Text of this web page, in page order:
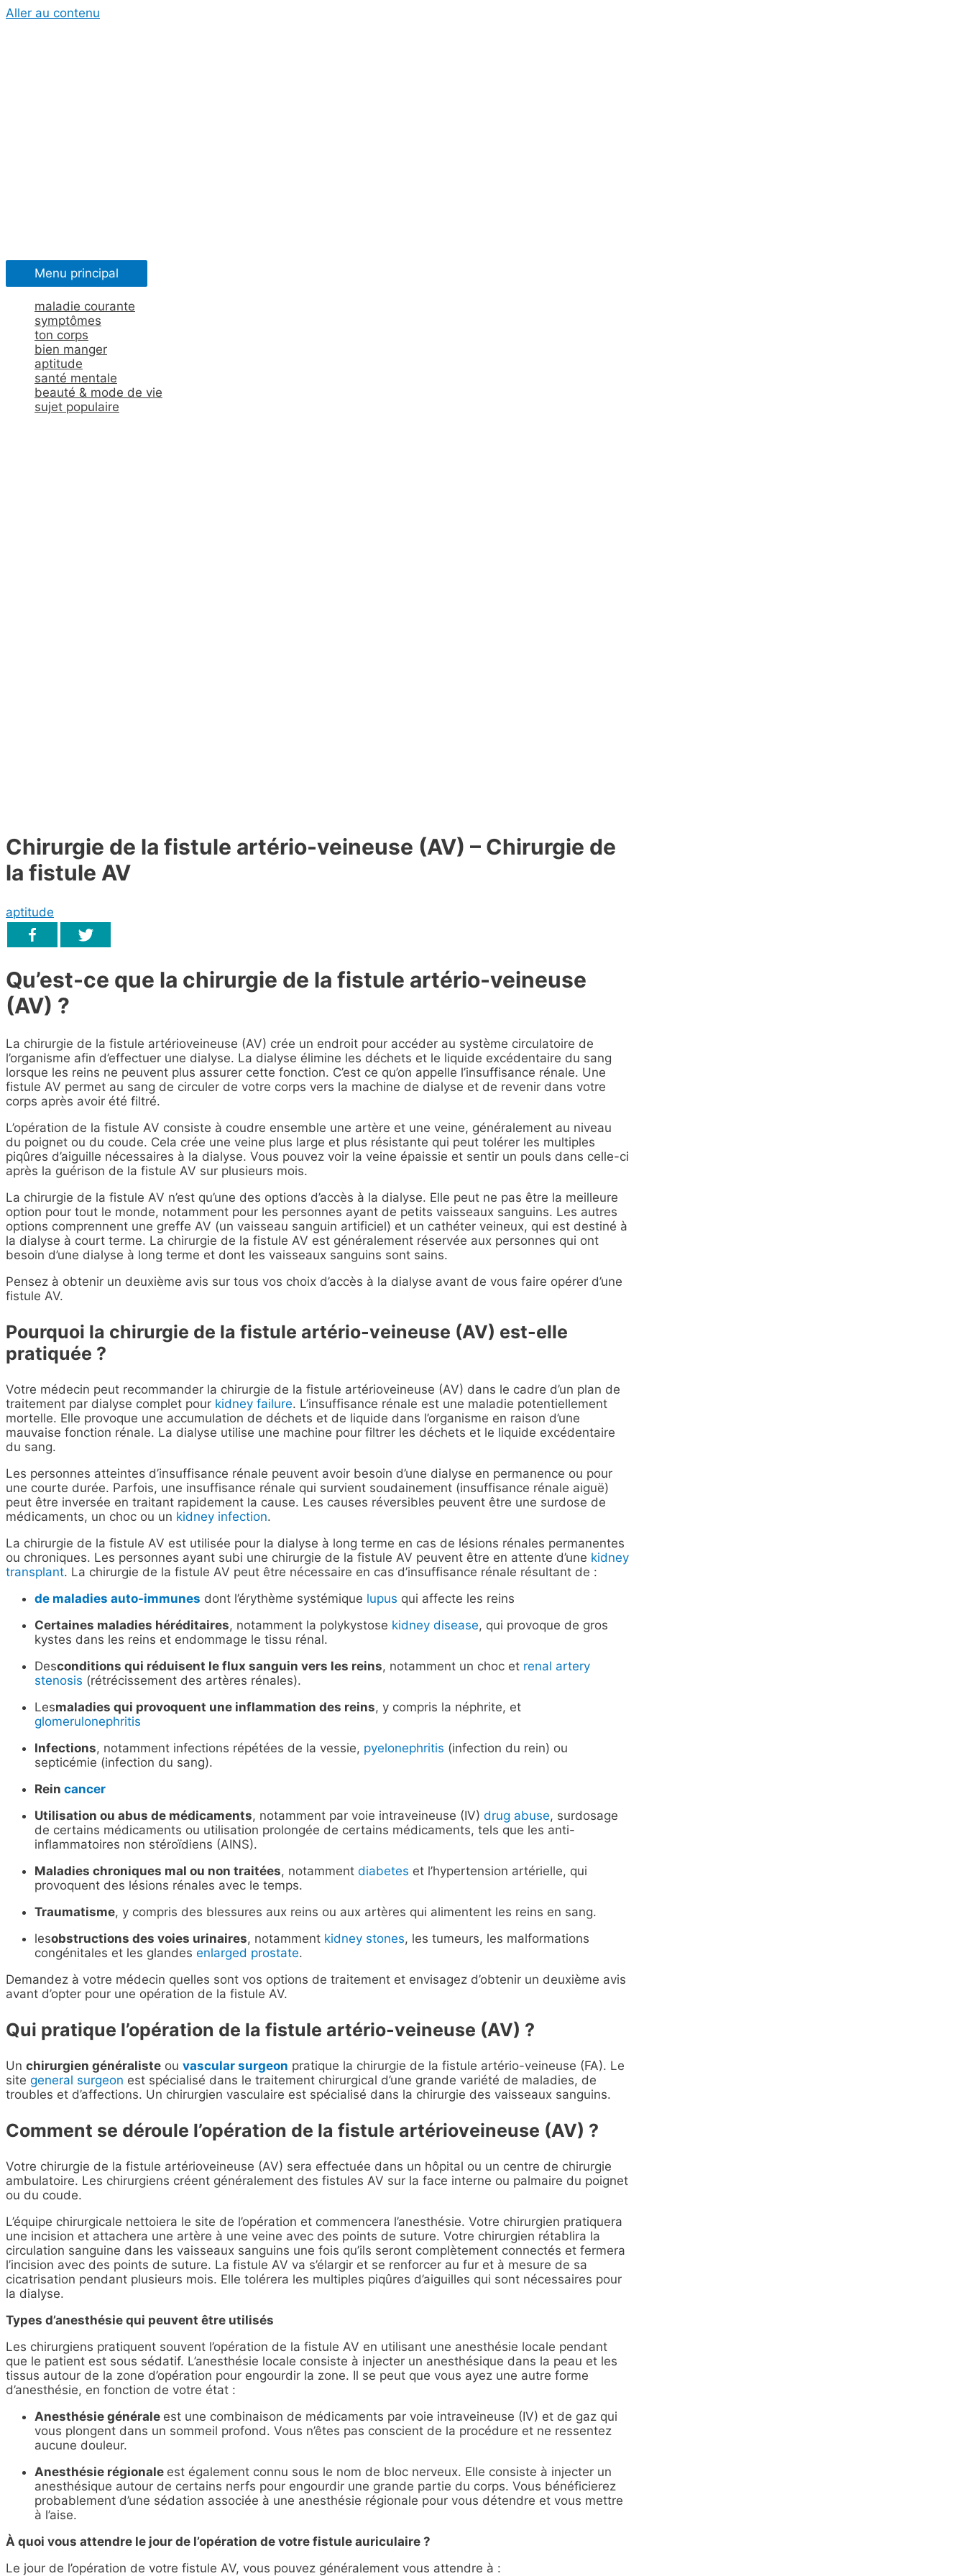
Aller au contenu
Menu principal
maladie courante
symptômes
ton corps
bien manger
aptitude
santé mentale
beauté & mode de vie
sujet populaire
Chirurgie de la fistule artério-veineuse (AV) – Chirurgie de
la fistule AV
aptitude
Qu’est-ce que la chirurgie de la fistule artério-veineuse
(AV) ?
La chirurgie de la fistule artérioveineuse (AV) crée un endroit pour accéder au système circulatoire de
l’organisme afin d’effectuer une dialyse. La dialyse élimine les déchets et le liquide excédentaire du sang
lorsque les reins ne peuvent plus assurer cette fonction. C’est ce qu’on appelle l’insuffisance rénale. Une
fistule AV permet au sang de circuler de votre corps vers la machine de dialyse et de revenir dans votre
corps après avoir été filtré.
L’opération de la fistule AV consiste à coudre ensemble une artère et une veine, généralement au niveau
du poignet ou du coude. Cela crée une veine plus large et plus résistante qui peut tolérer les multiples
piqûres d’aiguille nécessaires à la dialyse. Vous pouvez voir la veine épaissie et sentir un pouls dans celle-ci
après la guérison de la fistule AV sur plusieurs mois.
La chirurgie de la fistule AV n’est qu’une des options d’accès à la dialyse. Elle peut ne pas être la meilleure
option pour tout le monde, notamment pour les personnes ayant de petits vaisseaux sanguins. Les autres
options comprennent une greffe AV (un vaisseau sanguin artificiel) et un cathéter veineux, qui est destiné à
la dialyse à court terme. La chirurgie de la fistule AV est généralement réservée aux personnes qui ont
besoin d’une dialyse à long terme et dont les vaisseaux sanguins sont sains.
Pensez à obtenir un deuxième avis sur tous vos choix d’accès à la dialyse avant de vous faire opérer d’une
fistule AV.
Pourquoi la chirurgie de la fistule artério-veineuse (AV) est-elle
pratiquée ?
Votre médecin peut recommander la chirurgie de la fistule artérioveineuse (AV) dans le cadre d’un plan de
traitement par dialyse complet pour kidney failure. L’insuffisance rénale est une maladie potentiellement
mortelle. Elle provoque une accumulation de déchets et de liquide dans l’organisme en raison d’une
mauvaise fonction rénale. La dialyse utilise une machine pour filtrer les déchets et le liquide excédentaire
du sang.
Les personnes atteintes d’insuffisance rénale peuvent avoir besoin d’une dialyse en permanence ou pour
une courte durée. Parfois, une insuffisance rénale qui survient soudainement (insuffisance rénale aiguë)
peut être inversée en traitant rapidement la cause. Les causes réversibles peuvent être une surdose de
médicaments, un choc ou un kidney infection.
La chirurgie de la fistule AV est utilisée pour la dialyse à long terme en cas de lésions rénales permanentes
ou chroniques. Les personnes ayant subi une chirurgie de la fistule AV peuvent être en attente d’une kidney
transplant. La chirurgie de la fistule AV peut être nécessaire en cas d’insuffisance rénale résultant de :
de maladies auto-immunes dont l’érythème systémique lupus qui affecte les reins
Certaines maladies héréditaires, notamment la polykystose kidney disease, qui provoque de gros
kystes dans les reins et endommage le tissu rénal.
Desconditions qui réduisent le flux sanguin vers les reins, notamment un choc et renal artery
stenosis (rétrécissement des artères rénales).
Lesmaladies qui provoquent une inflammation des reins, y compris la néphrite, et
glomerulonephritis
Infections, notamment infections répétées de la vessie, pyelonephritis (infection du rein) ou
septicémie (infection du sang).
Rein cancer
Utilisation ou abus de médicaments, notamment par voie intraveineuse (IV) drug abuse, surdosage
de certains médicaments ou utilisation prolongée de certains médicaments, tels que les anti-
inflammatoires non stéroïdiens (AINS).
Maladies chroniques mal ou non traitées, notamment diabetes et l’hypertension artérielle, qui
provoquent des lésions rénales avec le temps.
Traumatisme, y compris des blessures aux reins ou aux artères qui alimentent les reins en sang.
lesobstructions des voies urinaires, notamment kidney stones, les tumeurs, les malformations
congénitales et les glandes enlarged prostate.
Demandez à votre médecin quelles sont vos options de traitement et envisagez d’obtenir un deuxième avis
avant d’opter pour une opération de la fistule AV.
Qui pratique l’opération de la fistule artério-veineuse (AV) ?
Un chirurgien généraliste ou vascular surgeon pratique la chirurgie de la fistule artério-veineuse (FA). Le
site general surgeon est spécialisé dans le traitement chirurgical d’une grande variété de maladies, de
troubles et d’affections. Un chirurgien vasculaire est spécialisé dans la chirurgie des vaisseaux sanguins.
Comment se déroule l’opération de la fistule artérioveineuse (AV) ?
Votre chirurgie de la fistule artérioveineuse (AV) sera effectuée dans un hôpital ou un centre de chirurgie
ambulatoire. Les chirurgiens créent généralement des fistules AV sur la face interne ou palmaire du poignet
ou du coude.
L’équipe chirurgicale nettoiera le site de l’opération et commencera l’anesthésie. Votre chirurgien pratiquera
une incision et attachera une artère à une veine avec des points de suture. Votre chirurgien rétablira la
circulation sanguine dans les vaisseaux sanguins une fois qu’ils seront complètement connectés et fermera
l’incision avec des points de suture. La fistule AV va s’élargir et se renforcer au fur et à mesure de sa
cicatrisation pendant plusieurs mois. Elle tolérera les multiples piqûres d’aiguilles qui sont nécessaires pour
la dialyse.
Types d’anesthésie qui peuvent être utilisés
Les chirurgiens pratiquent souvent l’opération de la fistule AV en utilisant une anesthésie locale pendant
que le patient est sous sédatif. L’anesthésie locale consiste à injecter un anesthésique dans la peau et les
tissus autour de la zone d’opération pour engourdir la zone. Il se peut que vous ayez une autre forme
d’anesthésie, en fonction de votre état :
Anesthésie générale est une combinaison de médicaments par voie intraveineuse (IV) et de gaz qui
vous plongent dans un sommeil profond. Vous n’êtes pas conscient de la procédure et ne ressentez
aucune douleur.
Anesthésie régionale est également connu sous le nom de bloc nerveux. Elle consiste à injecter un
anesthésique autour de certains nerfs pour engourdir une grande partie du corps. Vous bénéficierez
probablement d’une sédation associée à une anesthésie régionale pour vous détendre et vous mettre
à l’aise.
À quoi vous attendre le jour de l’opération de votre fistule auriculaire ?
Le jour de l’opération de votre fistule AV, vous pouvez généralement vous attendre à :